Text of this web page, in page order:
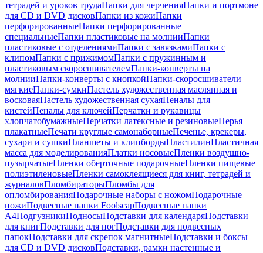
тетрадей и уроков трудаПапки для черченияПапки и портмоне
для CD и DVD дисковПапки из кожиПапки
перфорированныеПапки перфорированные
специальныеПапки пластиковые на молнииПапки
пластиковые с отделениямиПапки с завязкамиПапки с
клипомПапки с прижимомПапки с пружинным и
пластиковым скоросшивателемПапки-конверты на
молнииПапки-конверты с кнопкойПапки-скоросшиватели
мягкиеПапки-сумкиПастель художественная маслянная и
восковаяПастель художественная сухаяПеналы для
кистейПеналы для ключейПерчатки и рукавицы
хлопчатобумажныеПерчатки латексные и резиновыеПерья
плакатныеПечати круглые самонаборныеПеченье, крекеры,
сухари и сушкиПланшеты и клипбордыПластилинПластичная
масса для моделированияПлатки носовыеПленки воздушно-
пузырчатыеПленки оберточные подарочныеПленки пищевые
полиэтиленовыеПленки самоклеящиеся для книг, тетрадей и
журналовПломбираторыПломбы для
опломбированияПодарочные наборы с ножомПодарочные
ножиПодвесные папки FoolscapПодвесные папки
А4ПодгузникиПодносыПодставки для календаряПодставки
для книгПодставки для ногПодставки для подвесных
папокПодставки для скрепок магнитныеПодставки и боксы
для CD и DVD дисковПодставки, рамки настенные и